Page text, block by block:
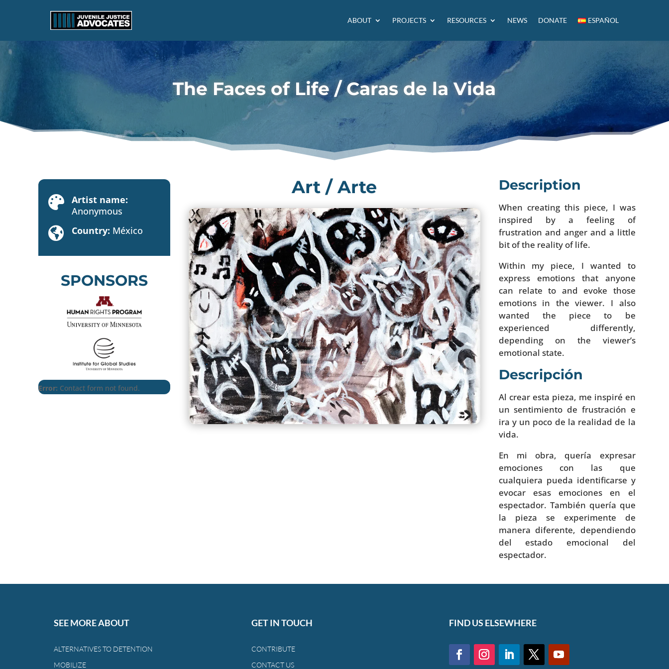
ABOUT PROJECTS RESOURCES NEWS DONATE ESPAÑOL
The Faces of Life / Caras de la Vida

Artist name:
Anonymous
 Country: México
SPONSORS
Error: Contact form not found.
Art / Arte Description
When creating this piece, I was
inspired by a feeling of
frustration and anger and a little
bit of the reality of life.
Within my piece, I wanted to
express emotions that anyone
can relate to and evoke those
emotions in the viewer. I also
wanted the piece to be
experienced differently,
depending on the viewer’s
emotional state.
Descripción
Al crear esta pieza, me inspiré en
un sentimiento de frustración e
ira y un poco de la realidad de la
vida.
En mi obra, quería expresar
emociones con las que
cualquiera pueda identificarse y
evocar esas emociones en el
espectador. También quería que
la pieza se experimente de
manera diferente, dependiendo
del estado emocional del
espectador.
SEE MORE ABOUT
ALTERNATIVES TO DETENTION
MOBILIZE
GET IN TOUCH
CONTRIBUTE
CONTACT US
FIND US ELSEWHERE